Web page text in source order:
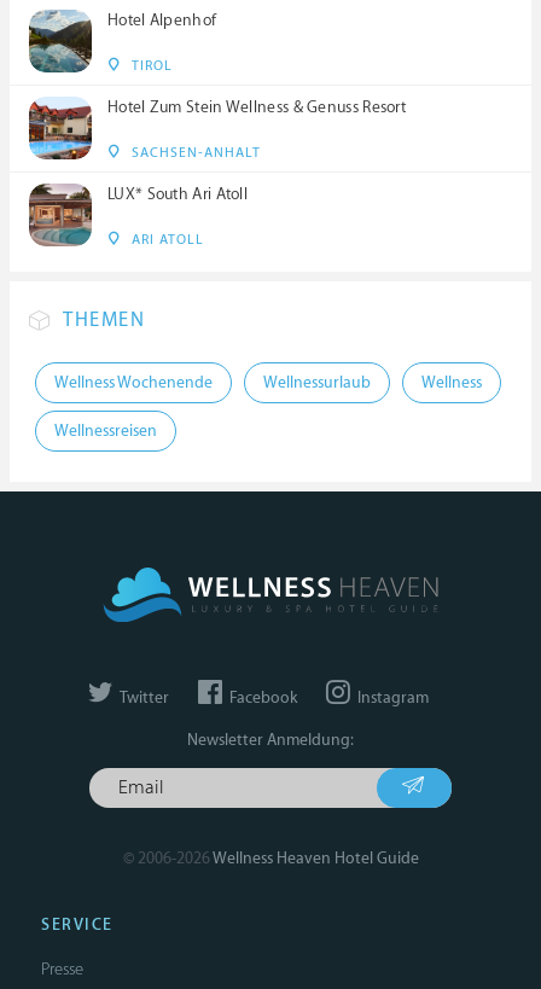
Hotel Alpenhof
TIROL
Hotel Zum Stein Wellness & Genuss Resort
SACHSEN-ANHALT
LUX* South Ari Atoll
ARI ATOLL
THEMEN
Wellness Wochenende Wellnessurlaub Wellness
Wellnessreisen
Twitter Facebook Instagram
Newsletter Anmeldung:
© 2006-2026Wellness Heaven Hotel Guide
SERVICE
Presse